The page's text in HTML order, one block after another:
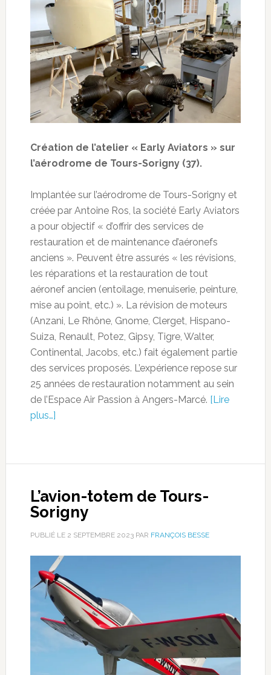
Création de l’atelier « Early Aviators » sur
l’aérodrome de Tours-Sorigny (37).
Implantée sur l’aérodrome de Tours-Sorigny et
créée par Antoine Ros, la société Early Aviators
a pour objectif « d’offrir des services de
restauration et de maintenance d’aéronefs
anciens ». Peuvent être assurés « les révisions,
les réparations et la restauration de tout
aéronef ancien (entoilage, menuiserie, peinture,
mise au point, etc.) ». La révision de moteurs
(Anzani, Le Rhône, Gnome, Clerget, Hispano-
Suiza, Renault, Potez, Gipsy, Tigre, Walter,
Continental, Jacobs, etc.) fait également partie
des services proposés. L’expérience repose sur
25 années de restauration notamment au sein
de l’Espace Air Passion à Angers-Marcé. [Lire
plus…]
L’avion-totem de Tours-
Sorigny
PUBLIÉ LE 2 SEPTEMBRE 2023PAR FRANÇOIS BESSE